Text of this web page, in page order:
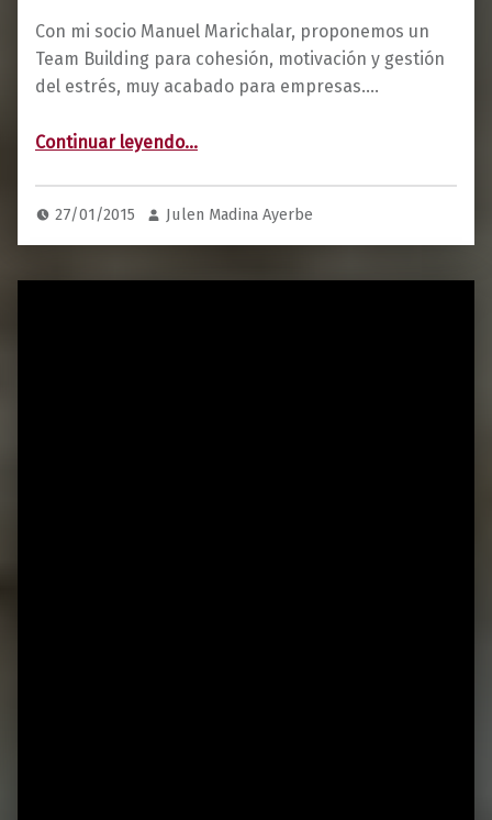
Con mi socio Manuel Marichalar, proponemos un
Team Building para cohesión, motivación y gestión
del estrés, muy acabado para empresas.…
Continuar leyendo…
27/01/2015 Julen Madina Ayerbe